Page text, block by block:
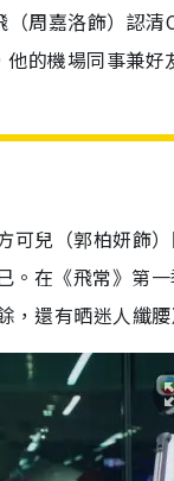
周嘉洛飾）認
的機場同事兼
兒（郭柏妍飾
在《飛常》第
，還有晒迷人纖